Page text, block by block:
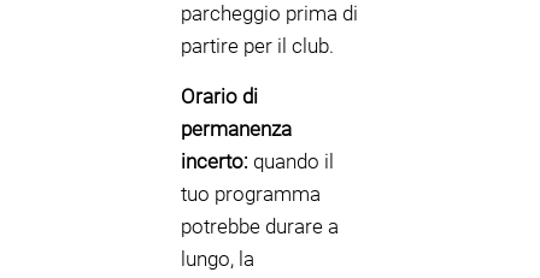
parcheggio prima di
partire per il club.
Orario di
permanenza
incerto: quando il
tuo programma
potrebbe durare a
lungo, la